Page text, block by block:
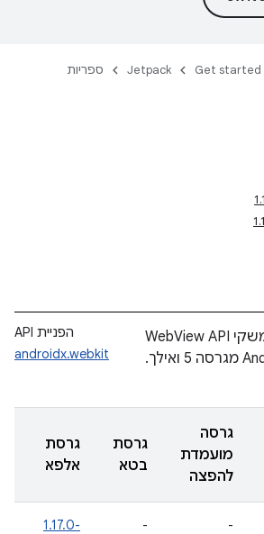
Get started
Jetpack ספריות
הפניית API
androidx.webkit
פועלות עם ממשקי WebView API
גרסה
מועמדת
להפצה
גרסת
בטא
גרסת
אלפא
-
-
‎1.17.0-